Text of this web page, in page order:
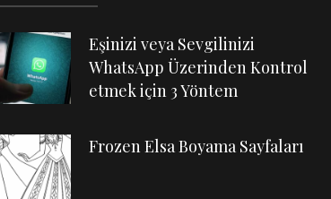
Eşinizi veya Sevgilinizi
WhatsApp Üzerinden Kontrol
etmek için 3 Yöntem
Frozen Elsa Boyama Sayfaları